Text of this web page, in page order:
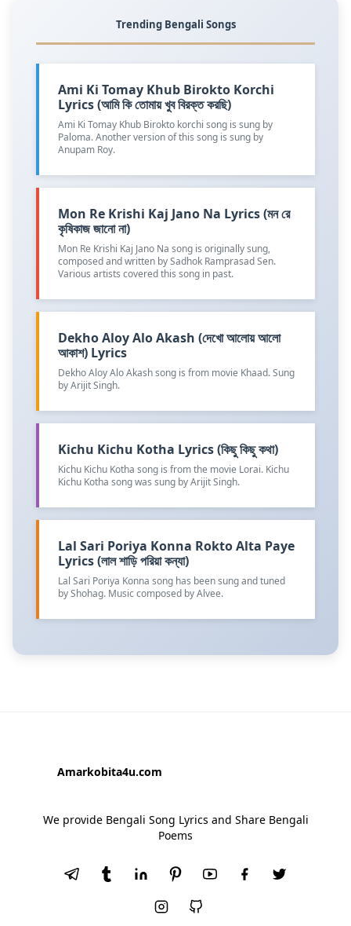
Trending Bengali Songs
Ami Ki Tomay Khub Birokto Korchi
Lyrics (আমি কি তোমায় খুব বিরক্ত করছি)
Ami Ki Tomay Khub Birokto korchi song is sung by
Paloma. Another version of this song is sung by
Anupam Roy.
Mon Re Krishi Kaj Jano Na Lyrics (মন রে
কৃষিকাজ জানো না)
Mon Re Krishi Kaj Jano Na song is originally sung,
composed and written by Sadhok Ramprasad Sen.
Various artists covered this song in past.
Dekho Aloy Alo Akash (দেখো আলোয় আলো
আকাশ) Lyrics
Dekho Aloy Alo Akash song is from movie Khaad. Sung
by Arijit Singh.
Kichu Kichu Kotha Lyrics (কিছু কিছু কথা)
Kichu Kichu Kotha song is from the movie Lorai. Kichu
Kichu Kotha song was sung by Arijit Singh.
Lal Sari Poriya Konna Rokto Alta Paye
Lyrics (লাল শাড়ি পরিয়া কন্যা)
Lal Sari Poriya Konna song has been sung and tuned
by Shohag. Music composed by Alvee.
Amarkobita4u.com
We provide Bengali Song Lyrics and Share Bengali
Poems